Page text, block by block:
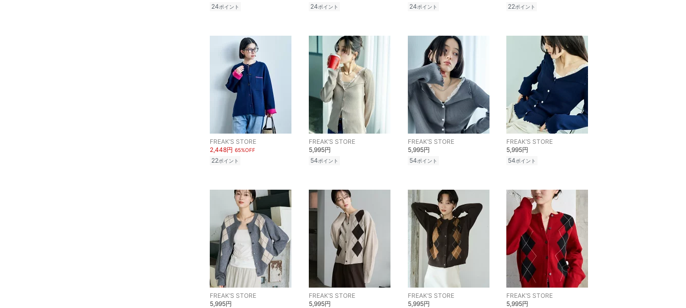
24ポイント 24ポイント 24ポイント 22ポイント
FREAK’S STORE
2,448円 65%OFF
22ポイント
FREAK’S STORE
5,995円
54ポイント
FREAK’S STORE
5,995円
54ポイント
FREAK’S STORE
5,995円
54ポイント
FREAK’S STORE
5,995円
FREAK’S STORE
5,995円
FREAK’S STORE
5,995円
FREAK’S STORE
5,995円